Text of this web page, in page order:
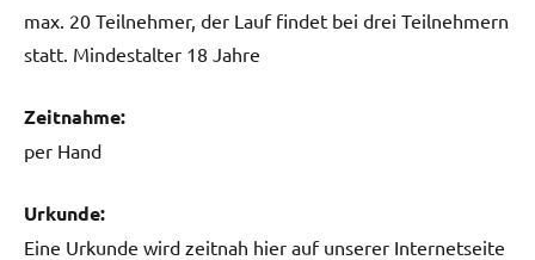
max. 20 Teilnehmer, der Lauf findet bei drei Teilnehmern
statt. Mindestalter 18 Jahre
Zeitnahme:
per Hand
Urkunde:
Eine Urkunde wird zeitnah hier auf unserer Internetseite